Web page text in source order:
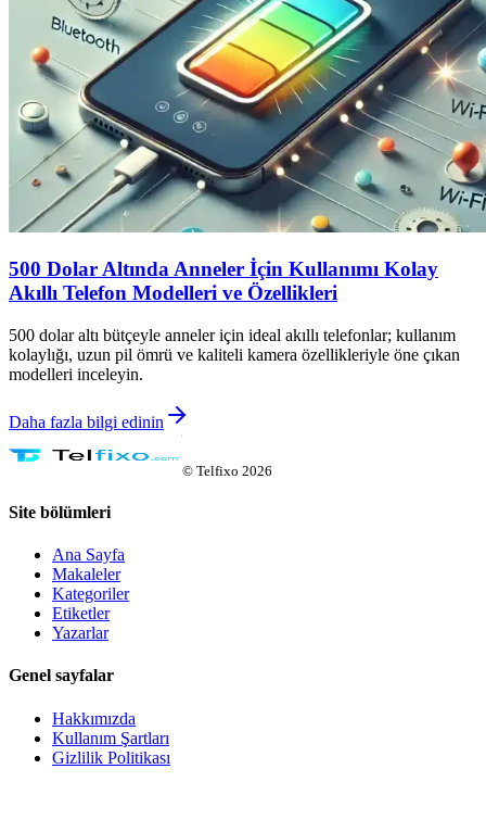
500 Dolar Altında Anneler İçin Kullanımı Kolay
Akıllı Telefon Modelleri ve Özellikleri
500 dolar altı bütçeyle anneler için ideal akıllı telefonlar; kullanım
kolaylığı, uzun pil ömrü ve kaliteli kamera özellikleriyle öne çıkan
modelleri inceleyin.
Daha fazla bilgi edinin
© Telfixo 2026
Site bölümleri
Ana Sayfa
Makaleler
Kategoriler
Etiketler
Yazarlar
Genel sayfalar
Hakkımızda
Kullanım Şartları
Gizlilik Politikası